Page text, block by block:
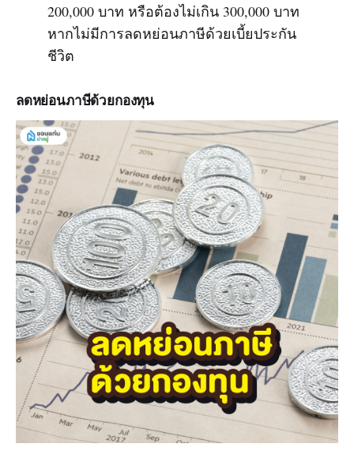
200,000 บาท หรือต้องไม่เกิน 300,000 บาท
หากไม่มีการลดหย่อนภาษีด้วยเบี้ยประกัน
ชีวิต
ลดหย่อนภาษีด้วยกองทุน